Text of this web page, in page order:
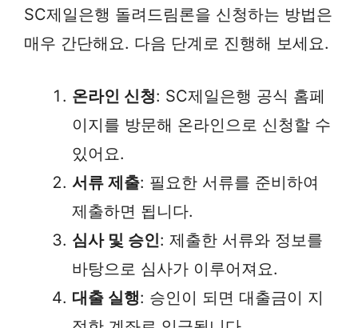
SC제일은행 돌려드림론을 신청하는 방법은
매우 간단해요. 다음 단계로 진행해 보세요.
온라인 신청: SC제일은행 공식 홈페
이지를 방문해 온라인으로 신청할 수
있어요.
서류 제출: 필요한 서류를 준비하여
제출하면 됩니다.
심사 및 승인: 제출한 서류와 정보를
바탕으로 심사가 이루어져요.
대출 실행: 승인이 되면 대출금이 지